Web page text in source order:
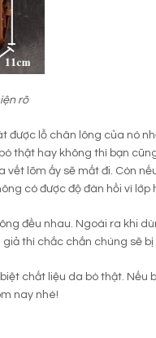
rõ
được lỗ chân lông của nó
thật hay không thì bạn
lõm ấy sẽ mất đi. Còn
có được độ đàn hồi vì lớp
đều nhau. Ngoài ra khi
thì chắc chắn chúng sẽ bị
chất liệu da bò thật. Nếu
nay nhé!